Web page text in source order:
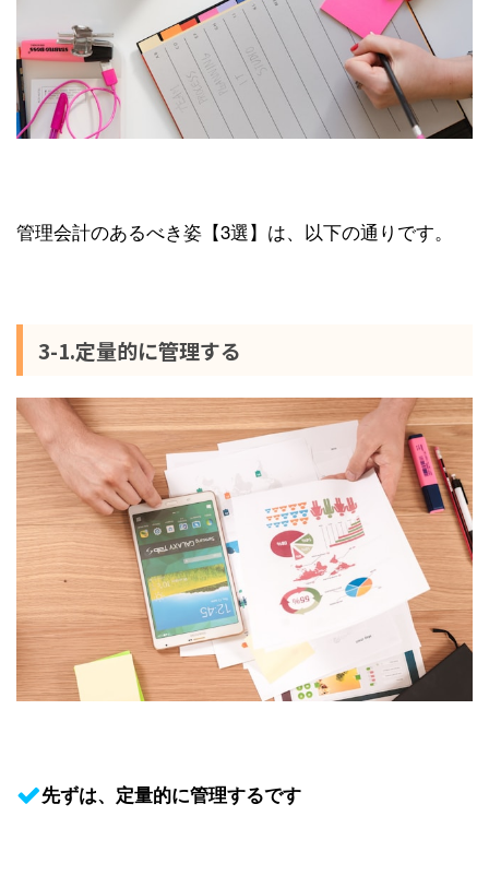
管理会計のあるべき姿【3選】は、以下の通りです。
3-1.定量的に管理する
先ずは、定量的に管理するです